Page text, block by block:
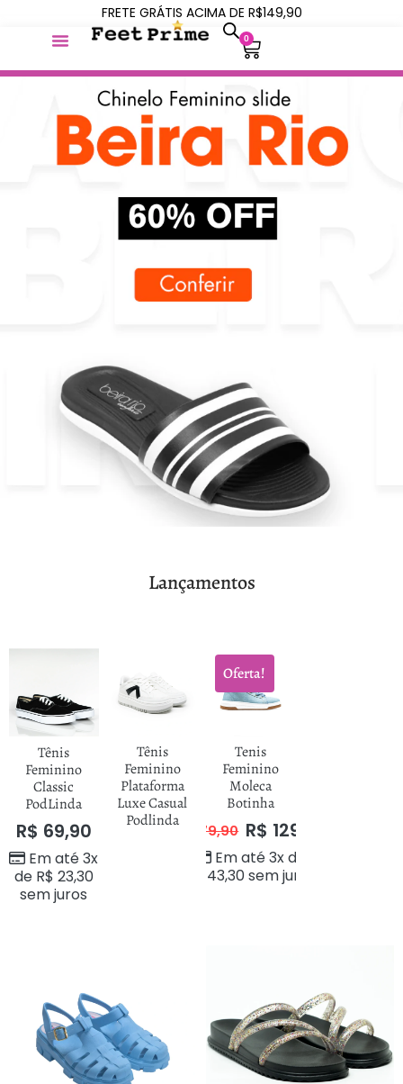
FRETE GRÁTIS ACIMA DE R$149,90
0
Lançamentos
Tênis
Feminino
Classic
PodLinda
R$ 69,90
Em até 3x
de R$ 23,30
sem juros
Tênis
Feminino
Plataforma
Luxe Casual
Podlinda
Oferta!
Tenis
Feminino
Moleca
Botinha
R$ 179,90 R$ 129,90
Em até 3x de
43,30sem juros